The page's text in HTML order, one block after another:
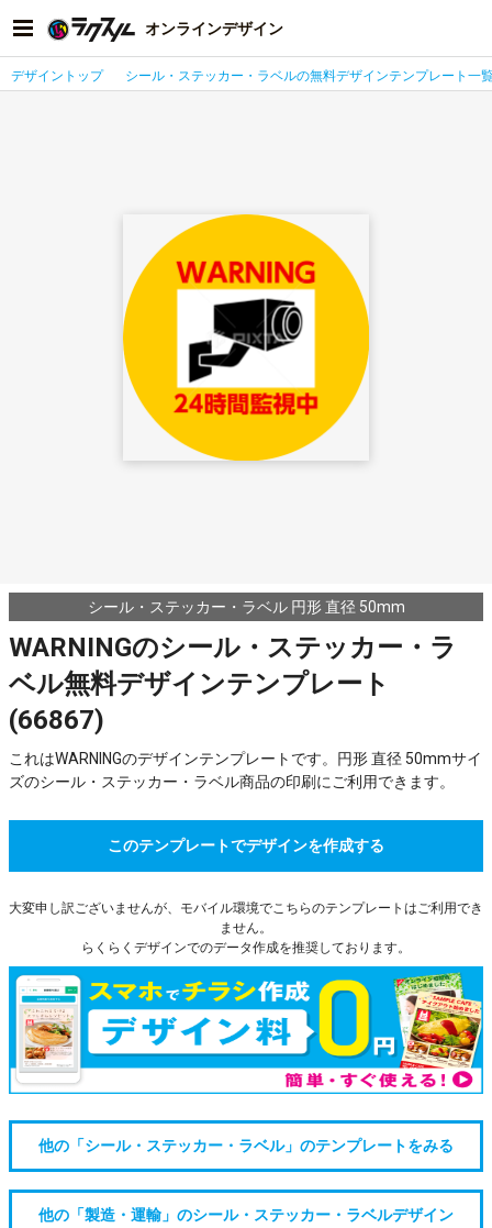
オンラインデザイン
デザイントップ シール・ステッカー・ラベルの無料デザインテンプレート一
シール・ステッカー・ラベル 円形 直径 50mm
WARNINGのシール・ステッカー・ラ
ベル無料デザインテンプレート
(66867)
これはWARNINGのデザインテンプレートです。円形 直径 50mmサイ
ズのシール・ステッカー・ラベル商品の印刷にご利用できます。
このテンプレートでデザインを作成する
大変申し訳ございませんが、モバイル環境でこちらのテンプレートはご利用でき
ません。
らくらくデザインでのデータ作成を推奨しております。
他の「シール・ステッカー・ラベル」のテンプレートをみる
他の「製造・運輸」のシール・ステッカー・ラベルデザイン